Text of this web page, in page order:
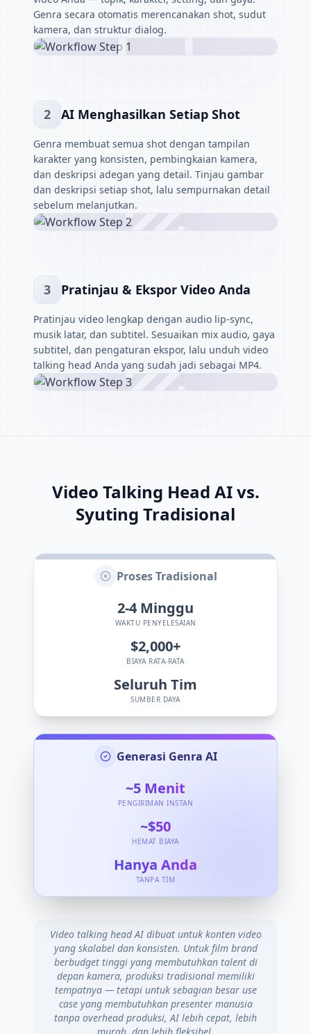
Genra secara otomatis merencanakan shot, sudut
kamera, dan struktur dialog.
2 AI Menghasilkan Setiap Shot
Genra membuat semua shot dengan tampilan
karakter yang konsisten, pembingkaian kamera,
dan deskripsi adegan yang detail. Tinjau gambar
dan deskripsi setiap shot, lalu sempurnakan detail
sebelum melanjutkan.
3 Pratinjau & Ekspor Video Anda
Pratinjau video lengkap dengan audio lip-sync,
musik latar, dan subtitel. Sesuaikan mix audio, gaya
subtitel, dan pengaturan ekspor, lalu unduh video
talking head Anda yang sudah jadi sebagai MP4.
Video Talking Head AI vs.
Syuting Tradisional
Proses Tradisional
2-4 Minggu
WAKTU PENYELESAIAN
$2,000+
BIAYA RATA-RATA
Seluruh Tim
SUMBER DAYA
Generasi Genra AI
~5 Menit
PENGIRIMAN INSTAN
~$50
HEMAT BIAYA
Hanya Anda
TANPA TIM
Video talking head AI dibuat untuk konten video
yang skalabel dan konsisten. Untuk film brand
berbudget tinggi yang membutuhkan talent di
depan kamera, produksi tradisional memiliki
tempatnya — tetapi untuk sebagian besar use
case yang membutuhkan presenter manusia
tanpa overhead produksi, AI lebih cepat, lebih